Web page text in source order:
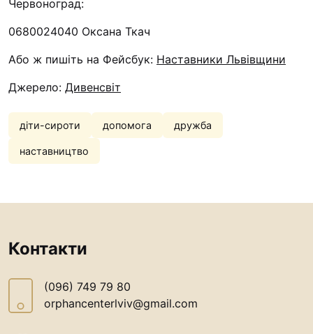
Червоноград:
0680024040 Оксана Ткач
Або ж пишіть на Фейсбук: Наставники Львівщини
Джерело: Дивенсвіт
діти-сироти допомога дружба
наставництво
Контакти
(096) 749 79 80
orphancenterlviv@gmail.com